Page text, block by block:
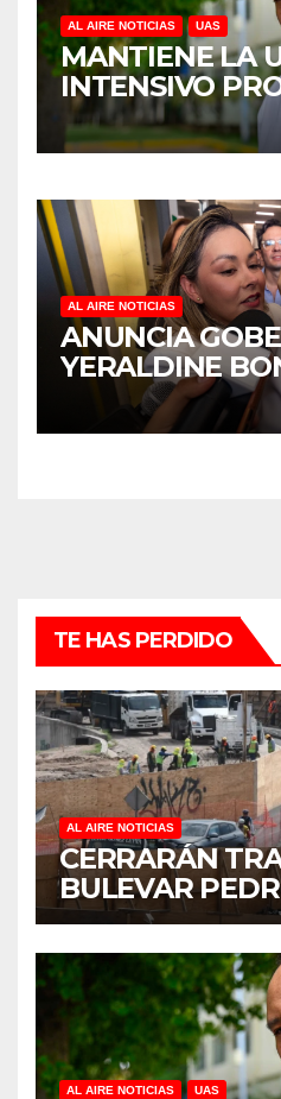
AL AIRE NOTICIAS UAS
MANTIENE LA
INTENSIVO
DEL CICLO
2027
AL AIRE NOTICIAS
ANUNCIA
YERALDINE
REAPERTURA
PROGRAMA
TE HAS PERDIDO
AL AIRE NOTICIAS
CERRARÁN
BULEVAR
PARA
ANTES DEL
CLASES
AL AIRE NOTICIAS UAS